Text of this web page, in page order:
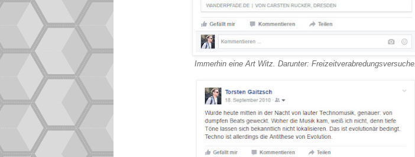
Immerhin eine Art Witz. Darunter: Freizeitverabredungsversuche.